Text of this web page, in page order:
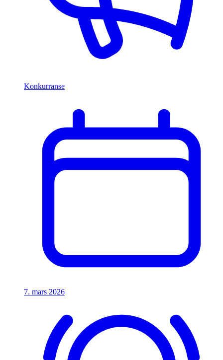
Konkurranse
7. mars 2026